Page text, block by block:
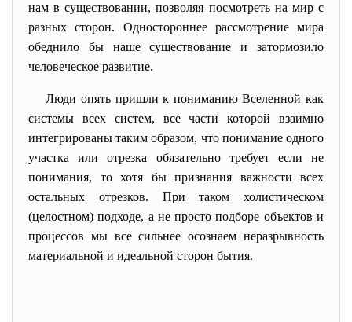
нам в существовании, позволяя посмотреть на мир с
разных сторон. Одностороннее рассмотрение мира
обеднило бы наше существование и затормозило
человеческое развитие.
Люди опять пришли к пониманию Вселенной как
системы всех систем, все части которой взаимно
интегрированы таким образом, что понимание одного
участка или отрезка обязательно требует если не
понимания, то хотя бы признания важности всех
остальных отрезков. При таком холистическом
(целостном) подходе, а не просто подборе объектов и
процессов мы все сильнее осознаем неразрывность
материальной и идеальной сторон бытия.